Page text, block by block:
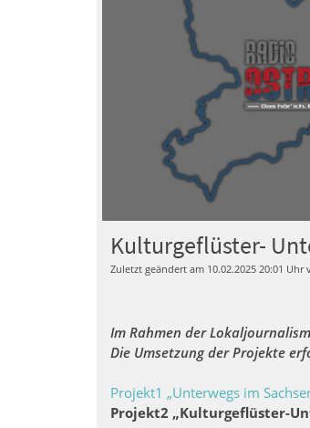
Kulturgeflüster-
Zuletzt geändert am 10.02.2025 20:01 Uhr
Im Rahmen der
Die Umsetzung der Projekte
Projekt1 „Unterwegs im
Projekt2 „Kulturgeflüster-